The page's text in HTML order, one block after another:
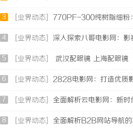
3 [业界动态] 770PF-300纯树脂细粉：提升塑料制品性能
4 [业界动态] 深入探索八哥电影网：影视资源的宝库与用户体验的
5 [业界动态] 武汉配眼镜 上海配眼镜
6 [业界动态] 2828电影网：打造优质影片在线观看体验的全
7 [业界动态] 全面解析云电影网：新时代观影体验的创新
8 [业界动态] 全面解析B2B网站导航的功能与发展